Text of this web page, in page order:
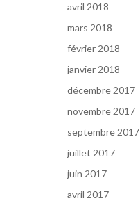
avril 2018
mars 2018
février 2018
janvier 2018
décembre 2017
novembre 2017
septembre 2017
juillet 2017
juin 2017
avril 2017